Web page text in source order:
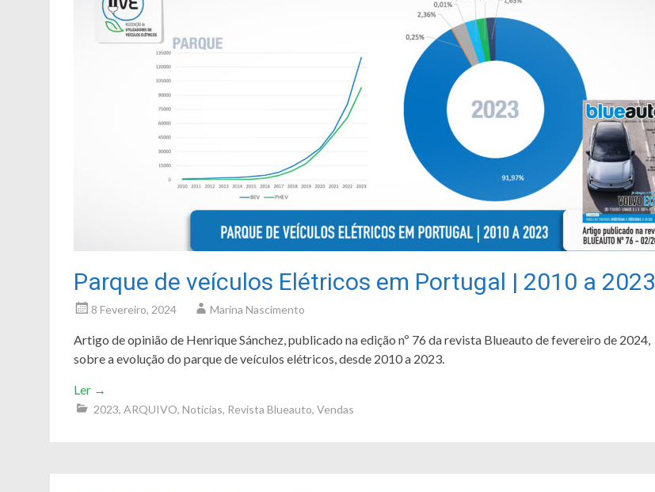
Parque de veículos Elétricos em Portugal | 2010 a 2023
8 Fevereiro, 2024 Marina Nascimento
Artigo de opinião de Henrique Sánchez, publicado na edição nº 76 da revista Blueauto de fevereiro de 2024,
sobre a evolução do parque de veículos elétricos, desde 2010 a 2023.
Ler →
2023, ARQUIVO, Notícias, Revista Blueauto, Vendas